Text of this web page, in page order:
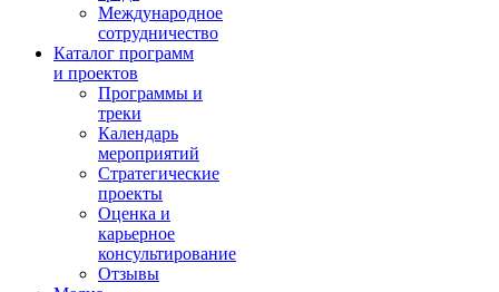
Международное
сотрудничество
Каталог программ
и проектов
Программы и
треки
Календарь
мероприятий
Стратегические
проекты
Оценка и
карьерное
консультирование
Отзывы